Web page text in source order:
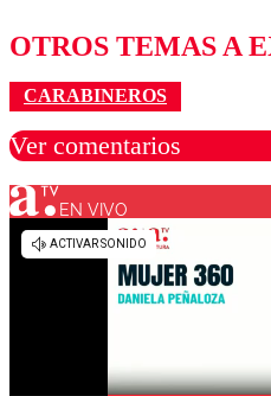
OTROS TEMAS A
CARABINEROS
Ver comentarios
Los comentarios son
diálogo
EN VIVO